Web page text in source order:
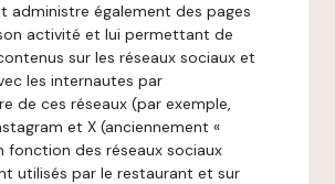
administre également des pages
activité et lui permettant de
sur les réseaux sociaux et
les internautes par
de ces réseaux (par exemple,
et X (anciennement «
fonction des réseaux sociaux
utilisés par le restaurant et sur